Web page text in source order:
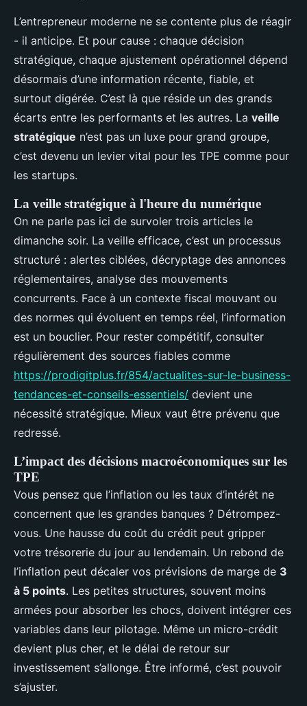
L’entrepreneur moderne ne se contente plus de réagir
- il anticipe. Et pour cause : chaque décision
stratégique, chaque ajustement opérationnel dépend
désormais d’une information récente, fiable, et
surtout digérée. C’est là que réside un des grands
écarts entre les performants et les autres. La veille
stratégique n’est pas un luxe pour grand groupe,
c’est devenu un levier vital pour les TPE comme pour
les startups.
La veille stratégique à l'heure du numérique
On ne parle pas ici de survoler trois articles le
dimanche soir. La veille efficace, c’est un processus
structuré : alertes ciblées, décryptage des annonces
réglementaires, analyse des mouvements
concurrents. Face à un contexte fiscal mouvant ou
des normes qui évoluent en temps réel, l’information
est un bouclier. Pour rester compétitif, consulter
régulièrement des sources fiables comme
https://prodigitplus.fr/854/actualites-sur-le-business-
tendances-et-conseils-essentiels/ devient une
nécessité stratégique. Mieux vaut être prévenu que
redressé.
L’impact des décisions macroéconomiques sur les
TPE
Vous pensez que l’inflation ou les taux d’intérêt ne
concernent que les grandes banques ? Détrompez-
vous. Une hausse du coût du crédit peut gripper
votre trésorerie du jour au lendemain. Un rebond de
l’inflation peut décaler vos prévisions de marge de 3
à 5 points. Les petites structures, souvent moins
armées pour absorber les chocs, doivent intégrer ces
variables dans leur pilotage. Même un micro-crédit
devient plus cher, et le délai de retour sur
investissement s’allonge. Être informé, c’est pouvoir
s’ajuster.